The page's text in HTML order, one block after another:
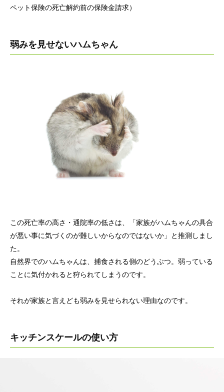
ペット保険の死亡解約前の保険金請求）
弱みを見せないハムちゃん
この死亡率の高さ・通院率の低さは、「家族がハムちゃんの具合
が悪い事に気づくのが難しいからなのではないか」と推測しまし
た。
自然界でのハムちゃんは、捕食される側のどうぶつ。弱っている
ことに気付かれると狩られてしまうのです。
それが家族と言えども弱みを見せられない理由なのです。
キッチンスケールの使い方